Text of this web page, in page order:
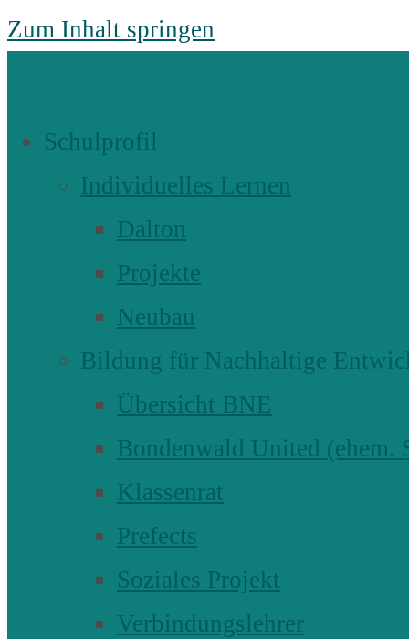
Zum Inhalt springen
Schulprofil
Individuelles Lernen
Dalton
Projekte
Neubau
Bildung für Nachhaltige
Übersicht BNE
Bondenwald United (ehem.
Klassenrat
Prefects
Soziales Projekt
Verbindungslehrer